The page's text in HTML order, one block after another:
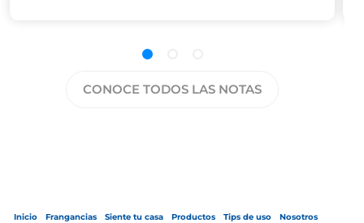
CONOCE TODOS LAS NOTAS
Inicio Frangancias Siente tu casa Productos Tips de uso
Nosotros